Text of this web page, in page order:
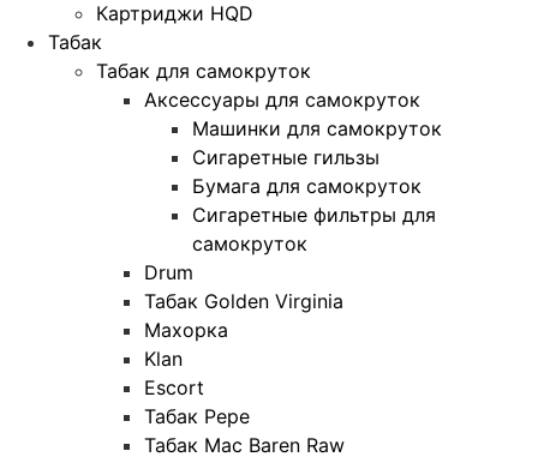
Картриджи HQD
Табак
Табак для самокруток
Аксессуары для самокруток
Машинки для самокруток
Сигаретные гильзы
Бумага для самокруток
Сигаретные фильтры для
самокруток
Drum
Табак Golden Virginia
Махорка
Klan
Escort
Табак Pepe
Табак Mac Baren Raw